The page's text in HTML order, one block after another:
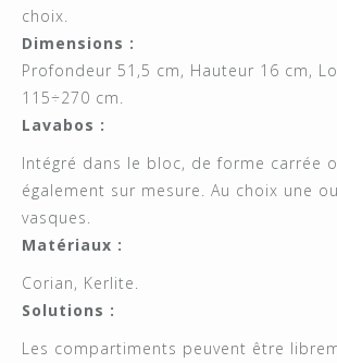
choix.
Dimensions :
Profondeur 51,5 cm, Hauteur 16 cm,
115÷270 cm.
Lavabos :
Intégré dans le bloc, de forme carrée
également sur mesure. Au choix une
vasques.
Matériaux :
Corian, Kerlite.
Solutions :
Les compartiments peuvent être